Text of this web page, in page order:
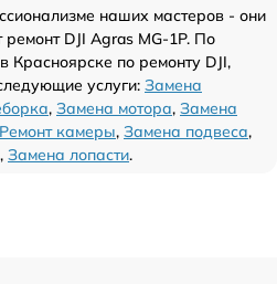
наших мастеров - они
DJI Agras MG-1P. По
по ремонту DJI,
услуги: Замена
, Замена мотора, Замена
Ремонт камеры, Замена подвеса,
, Замена лопасти.